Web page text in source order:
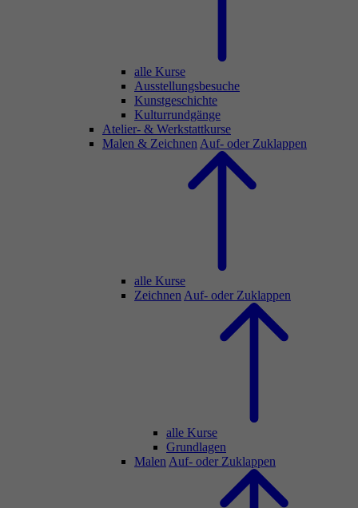
alle Kurse
Ausstellungsbesuche
Kunstgeschichte
Kulturrundgänge
Atelier- & Werkstattkurse
Malen & Zeichnen Auf- oder Zuklappen
alle Kurse
Zeichnen Auf- oder Zuklappen
alle Kurse
Grundlagen
Malen Auf- oder Zuklappen